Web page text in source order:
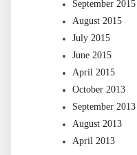
September 2015
August 2015
July 2015
June 2015
April 2015
October 2013
September 2013
August 2013
April 2013